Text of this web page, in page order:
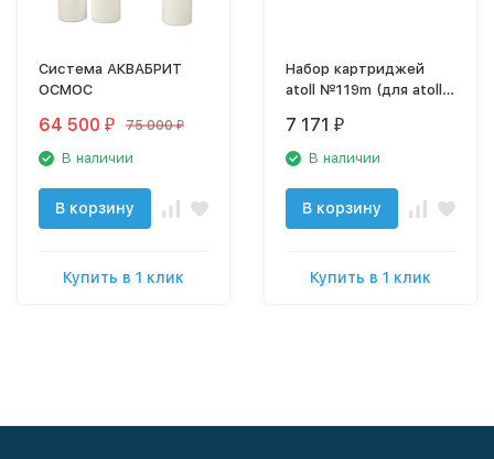
Система АКВАБРИТ
ОСМОС
64 500 ₽ 75 000 ₽
В наличии
В корзину
Купить в 1 клик
Набор картриджей
atoll №119m (для atoll
7 171 ₽
В наличии
В корзину
Купить в 1 клик